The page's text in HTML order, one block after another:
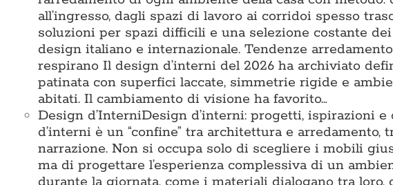
all’ingresso, dagli spazi di lavoro ai corridoi spesso
soluzioni per spazi difficili e una selezione costante
design italiano e internazionale. Tendenze
respirano Il design d’interni del 2026 ha archiviato
patinata con superfici laccate, simmetrie rigide e
abitati. Il cambiamento di visione ha favorito…
Design d’InterniDesign d’interni: progetti, ispirazioni
d’interni è un “confine” tra architettura e
narrazione. Non si occupa solo di scegliere i mobili
ma di progettare l’esperienza complessiva di un